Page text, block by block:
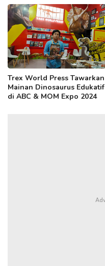
Trex World Press Tawarkan
Mainan Dinosaurus Edukatif
di ABC & MOM Expo 2024